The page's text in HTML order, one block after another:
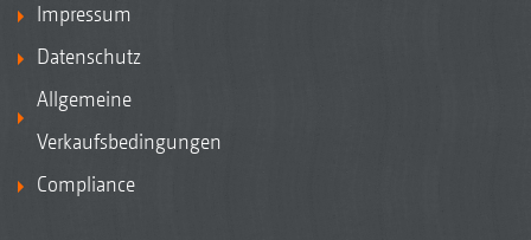
Impressum
Datenschutz
Allgemeine
Verkaufsbedingungen
Compliance